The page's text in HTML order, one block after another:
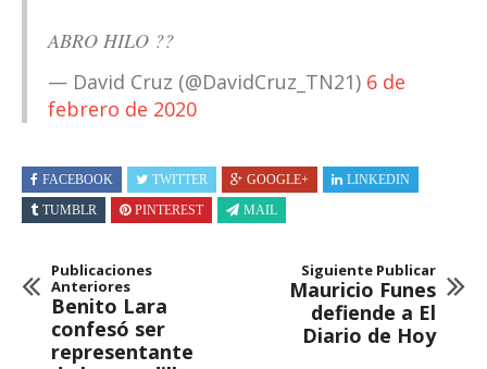
ABRO HILO ??
— David Cruz (@DavidCruz_TN21) 6 de
febrero de 2020
FACEBOOK TWITTER GOOGLE+
LINKEDIN
TUMBLR
PINTEREST MAIL
Publicaciones
Anteriores
Benito Lara
confesó ser
representante
Siguiente Publicar
Mauricio Funes
defiende a El
Diario de Hoy